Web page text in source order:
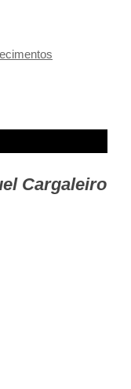
Cargaleiro